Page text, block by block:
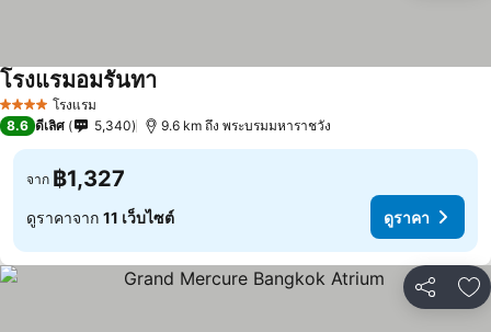
4 ดาว โรงแรม
โรงแรมอมรันทา
8.6 ดีเลิศ 5,340 9.6 km ถึง พระบรมมหาราชวัง
จาก ฿1,327
ดูราคาจาก 11 เว็บไซต์ ดูราคา
แชร์ เ